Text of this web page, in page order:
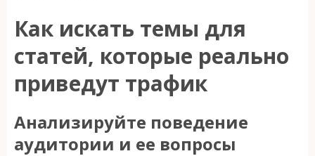
Как искать темы для
статей, которые реально
приведут трафик
Анализируйте поведение
аудитории и ее вопросы